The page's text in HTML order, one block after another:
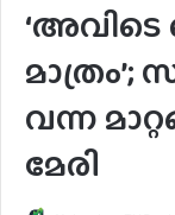
‘അവിടെ
വന്ന
മേരി